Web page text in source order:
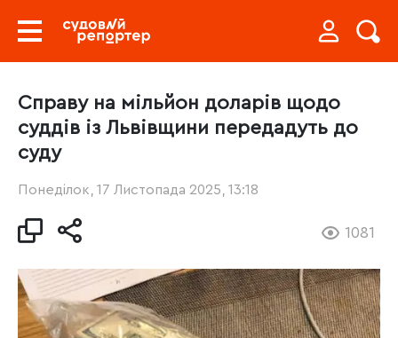
Справу на мільйон доларів щодо
суддів із Львівщини передадуть до
суду
Понеділок, 17 Листопада 2025, 13:18
1081